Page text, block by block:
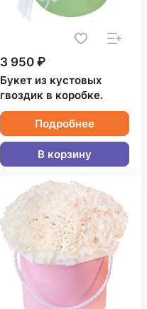
3 950 ₽
Букет из кустовых
гвоздик в коробке.
Подробнее
В корзину